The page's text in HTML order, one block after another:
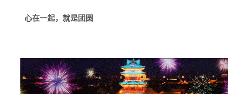
心在一起，就是团圆